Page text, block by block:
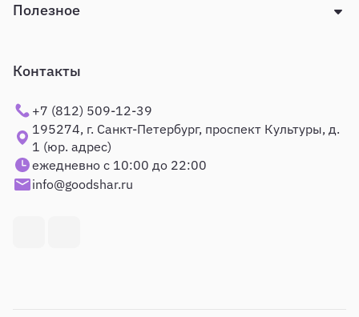
Полезное
Контакты
+7 (812) 509-12-39
195274, г. Санкт-Петербург, проспект Культуры, д.
1 (юр. адрес)
ежедневно с 10:00 до 22:00
info@goodshar.ru